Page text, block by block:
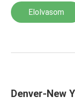
Elolvasom
Denver-New